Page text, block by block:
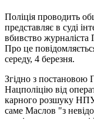
Поліція проводить
представляє в суді
вбивство
Про це
середу, 4 березня.
Згідно з постановою
Нацполіцію від
карного розшуку
саме Маслов "з